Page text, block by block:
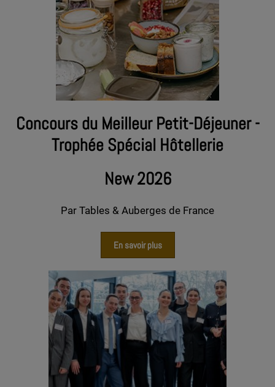
Concours du Meilleur Petit-Déjeuner -
Trophée Spécial Hôtellerie
New 2026
Par Tables & Auberges de France
En savoir plus